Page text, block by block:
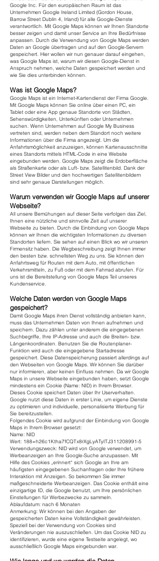
Google Inc. Für den europäischen Raum ist das
Unternehmen Google Ireland Limited (Gordon House,
Barrow Street Dublin 4, Irland) für alle Google-Dienste
verantwortlich. Mit Google Maps können wir Ihnen Standorte
besser zeigen und damit unser Service an Ihre Bedürfnisse
anpassen. Durch die Verwendung von Google Maps werden
Daten an Google übertragen und auf den Google-Servern
gespeichert. Hier wollen wir nun genauer darauf eingehen,
was Google Maps ist, warum wir diesen Google-Dienst in
Anspruch nehmen, welche Daten gespeichert werden und
wie Sie dies unterbinden können.
Was ist Google Maps?
Google Maps ist ein Internet-Kartendienst der Firma Google.
Mit Google Maps können Sie online über einen PC, ein
Tablet oder eine App genaue Standorte von Städten,
Sehenswürdigkeiten, Unterkünften oder Unternehmen
suchen. Wenn Unternehmen auf Google My Business
vertreten sind, werden neben dem Standort noch weitere
Informationen über die Firma angezeigt. Um die
Anfahrtsmöglichkeit anzuzeigen, können Kartenausschnitte
eines Standorts mittels HTML-Code in eine Website
eingebunden werden. Google Maps zeigt die Erdoberfläche
als Straßenkarte oder als Luft- bzw. Satellitenbild. Dank der
Street View Bilder und den hochwertigen Satellitenbildern
sind sehr genaue Darstellungen möglich.
Warum verwenden wir Google Maps auf unserer
Webseite?
All unsere Bemühungen auf dieser Seite verfolgen das Ziel,
Ihnen eine nützliche und sinnvolle Zeit auf unserer
Webseite zu bieten. Durch die Einbindung von Google Maps
können wir Ihnen die wichtigsten Informationen zu diversen
Standorten liefern. Sie sehen auf einen Blick wo wir unseren
Firmensitz haben. Die Wegbeschreibung zeigt Ihnen immer
den besten bzw. schnellsten Weg zu uns. Sie können den
Anfahrtsweg für Routen mit dem Auto, mit öffentlichen
Verkehrsmitteln, zu Fuß oder mit dem Fahrrad abrufen. Für
uns ist die Bereitstellung von Google Maps Teil unseres
Kundenservice.
Welche Daten werden von Google Maps
gespeichert?
Damit Google Maps ihren Dienst vollständig anbieten kann,
muss das Unternehmen Daten von Ihnen aufnehmen und
speichern. Dazu zählen unter anderem die eingegebenen
Suchbegriffe, Ihre IP-Adresse und auch die Breiten- bzw.
Längenkoordinaten. Benutzen Sie die Routenplaner-
Funktion wird auch die eingegebene Startadresse
gespeichert. Diese Datenspeicherung passiert allerdings auf
den Webseiten von Google Maps. Wir können Sie darüber
nur informieren, aber keinen Einfluss nehmen. Da wir Google
Maps in unsere Webseite eingebunden haben, setzt Google
mindestens ein Cookie (Name: NID) in Ihrem Browser.
Dieses Cookie speichert Daten über Ihr Userverhalten.
Google nutzt diese Daten in erster Linie, um eigene Dienste
zu optimieren und individuelle, personalisierte Werbung für
Sie bereitzustellen.
Folgendes Cookie wird aufgrund der Einbindung von Google
Maps in Ihrem Browser gesetzt:
Name: NID
Wert: 188=h26c1Ktha7fCQTx8rXgLyATyITJ311208991-5
Verwendungszweck: NID wird von Google verwendet, um
Werbeanzeigen an Ihre Google-Suche anzupassen. Mit
Hilfe des Cookies „erinnert“ sich Google an Ihre am
häufigsten eingegebenen Suchanfragen oder Ihre frühere
Interaktion mit Anzeigen. So bekommen Sie immer
maßgeschneiderte Werbeanzeigen. Das Cookie enthält eine
einzigartige ID, die Google benutzt, um Ihre persönlichen
Einstellungen für Werbezwecke zu sammeln.
Ablaufdatum: nach 6 Monaten
Anmerkung: Wir können bei den Angaben der
gespeicherten Daten keine Vollständigkeit gewährleisten.
Speziell bei der Verwendung von Cookies sind
Veränderungen nie auszuschließen. Um das Cookie NID zu
identifizieren, wurde eine eigene Testseite angelegt, wo
ausschließlich Google Maps eingebunden war.